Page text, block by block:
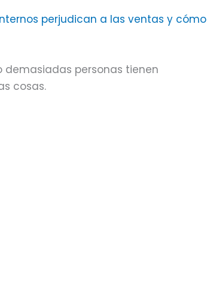
perjudican a las ventas y cómo
demasiadas personas tienen
cosas.